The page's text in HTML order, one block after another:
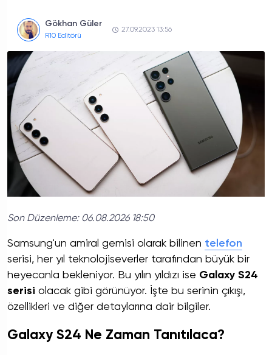
Gökhan Güler
R10 Editörü
27.09.2023 13:56
Son Düzenleme: 06.08.2026 18:50
Samsung'un amiral gemisi olarak bilinen telefon
serisi, her yıl teknolojiseverler tarafından büyük bir
heyecanla bekleniyor. Bu yılın yıldızı ise Galaxy S24
serisi olacak gibi görünüyor. İşte bu serinin çıkışı,
özellikleri ve diğer detaylarına dair bilgiler.
Galaxy S24 Ne Zaman Tanıtılaca?